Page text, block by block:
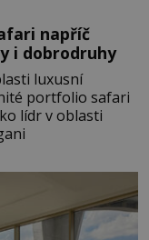
napříč
i dobrodruhy
luxusní
portfolio safari
lídr v oblasti